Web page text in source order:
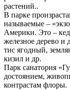
растений..
В парке
называемые –
Америки. Это –
железное дерево и
тис ягодный,
кизил и др.
Парк санатория
достоянием,
контрастам флоры.